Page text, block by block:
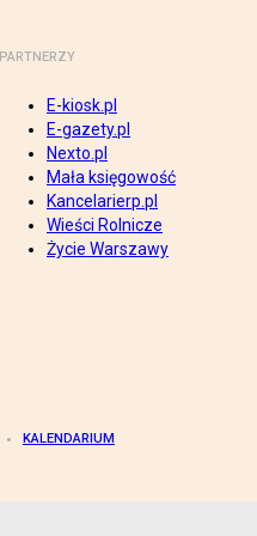
PARTNERZY
E-kiosk.pl
E-gazety.pl
Nexto.pl
Mała księgowość
Kancelarierp.pl
Wieści Rolnicze
Życie Warszawy
KALENDARIUM